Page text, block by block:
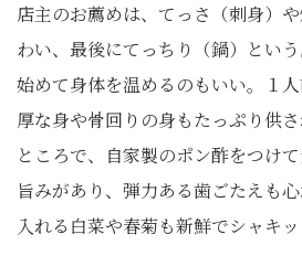
店主のお薦めは、てっさ（刺身）
わい、最後にてっちり（鍋）とい
始めて身体を温めるのもいい。１
厚な身や骨回りの身もたっぷり供
ところで、自家製のポン酢をつけ
旨みがあり、弾力ある歯ごたえも
入れる白菜や春菊も新鮮でシャキッ